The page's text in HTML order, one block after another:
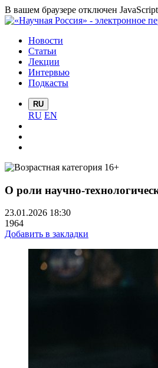
В вашем браузере отключен
Новости
Статьи
Лекции
Интервью
Подкасты
RU
RU EN
О роли научно-
23.01.2026 18:30
1964
Добавить в закладки